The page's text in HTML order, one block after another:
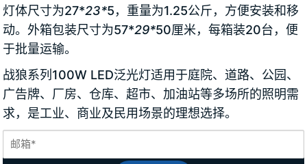
灯体尺寸为27*23*5，重量为1.25公斤，方便安装和移
动。外箱包装尺寸为57*29*50厘米，每箱装20台，便
于批量运输。
战狼系列100W LED泛光灯适用于庭院、道路、公园、
广告牌、厂房、仓库、超市、加油站等多场所的照明需
求，是工业、商业及民用场景的理想选择。